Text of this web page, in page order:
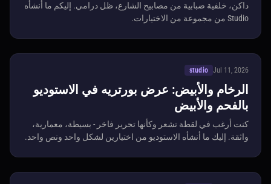
داكن، خلفية ضبابية من مصابيح الشارع، ظل درامي. إليكم ما أنشأه
Studio من مجموعة من الاختيارات.
Jul 11, 2026
studio
الرخام والأبيض: عرض بورتريه في الاستوديو
بالفحم والأبيض
كنت أرغب في لقطة تشعر وكأنها تحرير فاخر - بسيطة، معمارية،
واثقة. إليك ما أنشأه الاستوديو من اختيارين لشكل واحد ونص واحد.